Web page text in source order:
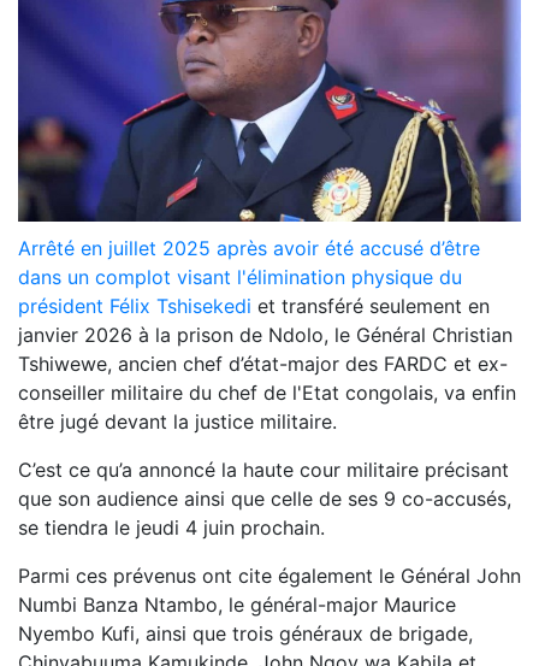
Arrêté en juillet 2025 après avoir été accusé d’être
dans un complot visant l'élimination physique du
président Félix Tshisekedi et transféré seulement en
janvier 2026 à la prison de Ndolo, le Général Christian
Tshiwewe, ancien chef d’état-major des FARDC et ex-
conseiller militaire du chef de l'Etat congolais, va enfin
être jugé devant la justice militaire.
C’est ce qu’a annoncé la haute cour militaire précisant
que son audience ainsi que celle de ses 9 co-accusés,
se tiendra le jeudi 4 juin prochain.
Parmi ces prévenus ont cite également le Général John
Numbi Banza Ntambo, le général-major Maurice
Nyembo Kufi, ainsi que trois généraux de brigade,